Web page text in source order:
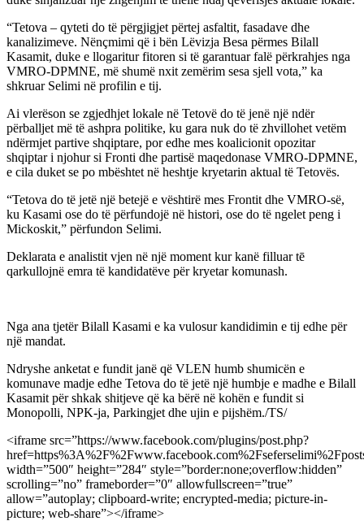
“Tetova – qyteti do të përgjigjet përtej asfaltit, fasadave dhe
kanalizimeve. Nënçmimi që i bën Lëvizja Besa përmes Bilall
Kasamit, duke e llogaritur fitoren si të garantuar falë përkrahjes nga
VMRO-DPMNE, më shumë nxit zemërim sesa sjell vota,” ka
shkruar Selimi në profilin e tij.
Ai vlerëson se zgjedhjet lokale në Tetovë do të jenë një ndër
përballjet më të ashpra politike, ku gara nuk do të zhvillohet vetëm
ndërmjet partive shqiptare, por edhe mes koalicionit opozitar
shqiptar i njohur si Fronti dhe partisë maqedonase VMRO-DPMNE,
e cila duket se po mbështet në heshtje kryetarin aktual të Tetovës.
“Tetova do të jetë një betejë e vështirë mes Frontit dhe VMRO-së,
ku Kasami ose do të përfundojë në histori, ose do të ngelet peng i
Mickoskit,” përfundon Selimi.
Deklarata e analistit vjen në një moment kur kanë filluar tē
qarkullojnë emra të kandidatëve për kryetar komunash.
Nga ana tjetër Bilall Kasami e ka vulosur kandidimin e tij edhe për
një mandat.
Ndryshe anketat e fundit janë që VLEN humb shumicën e
komunave madje edhe Tetova do të jetë një humbje e madhe e Bilall
Kasamit për shkak shitjeve që ka bërë në kohën e fundit si
Monopolli, NPK-ja, Parkingjet dhe ujin e pijshëm./TS/
<iframe src=”https://www.facebook.com/plugins/post.php?
width=”500″ height=”284″ style=”border:none;overflow:hidden”
scrolling=”no” frameborder=”0″ allowfullscreen=”true”
allow=”autoplay; clipboard-write; encrypted-media; picture-in-
picture; web-share”></iframe>